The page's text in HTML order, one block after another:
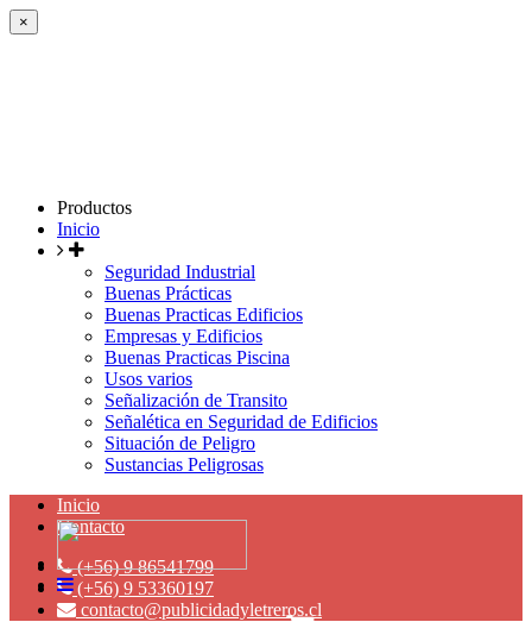
×
Productos
Inicio
Seguridad Industrial
Buenas Prácticas
Buenas Practicas Edificios
Empresas y Edificios
Buenas Practicas Piscina
Usos varios
Señalización de Transito
Señalética en Seguridad de Edificios
Situación de Peligro
Sustancias Peligrosas
Inicio
Contacto
(+56) 9 86541799
(+56) 9 53360197
contacto@publicidadyletreros.cl